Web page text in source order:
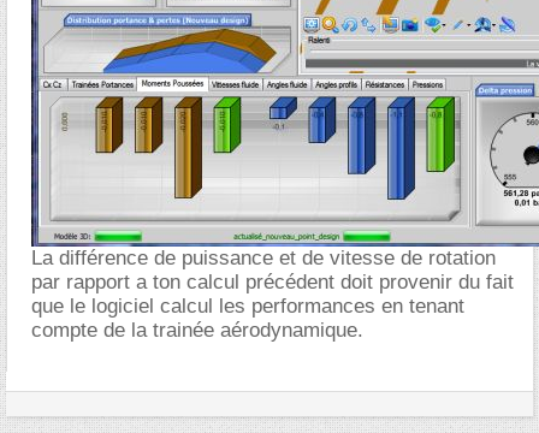
La différence de puissance et de vitesse de rotation
par rapport a ton calcul précédent doit provenir du fait
que le logiciel calcul les performances en tenant
compte de la trainée aérodynamique.